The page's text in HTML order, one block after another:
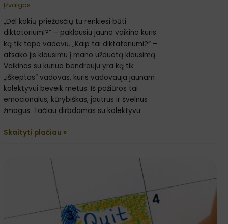
Įžvalgos
„Dėl kokių priežasčių tu renkiesi būti
diktatoriumi?“ – paklausiu jauno vaikino kuris
ką tik tapo vadovu. „Kaip tai diktatoriumi?“ –
atsako jis klausimu į mano užduotą klausimą.
Vaikinas su kuriuo bendrauju yra ką tik
„iškeptas“ vadovas, kuris vadovauja jaunam
kolektyvui beveik metus. Iš pažiūros tai
emocionalus, kūrybiškas, jautrus ir švelnus
žmogus. Tačiau dirbdamas su kolektyvu
Skaityti plačiau »